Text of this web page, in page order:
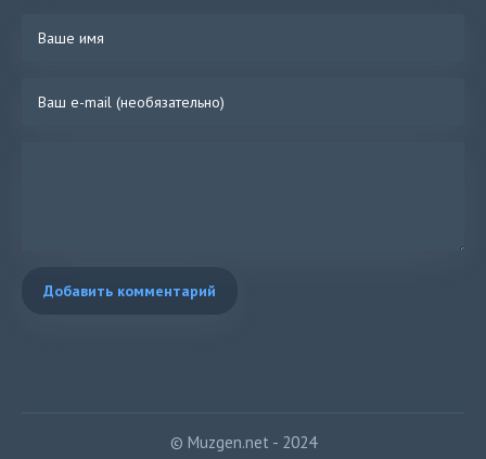
Добавить комментарий
© Muzgen.net - 2024